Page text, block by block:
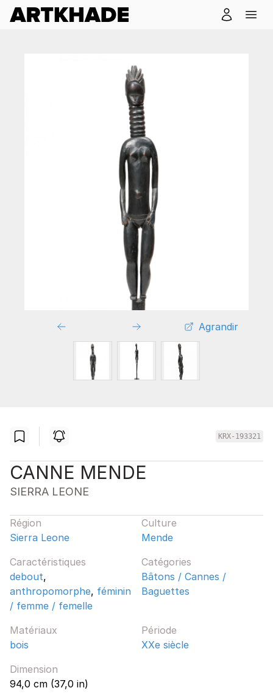
Agrandir
KRX-193321
CANNE MENDE
SIERRA LEONE
Région
Sierra Leone
Culture
Mende
Caractéristiques
debout,
anthropomorphe, féminin
/ femme / femelle
Catégories
Bâtons / Cannes /
Baguettes
Matériaux
bois
Période
XXe siècle
Dimension
94,0 cm (37,0 in)